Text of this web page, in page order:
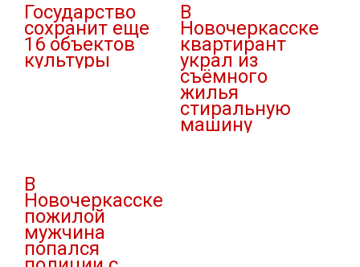
Государство
сохранит еще
16 объектов
культуры
В
Новочеркасске
квартирант
украл из
съёмного
жилья
стиральную
машину
В
Новочеркасске
пожилой
мужчина
попался